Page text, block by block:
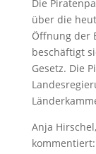
Die
über die
Öffnung der
beschäftigt
Gesetz. Die
Anja
kommentiert: